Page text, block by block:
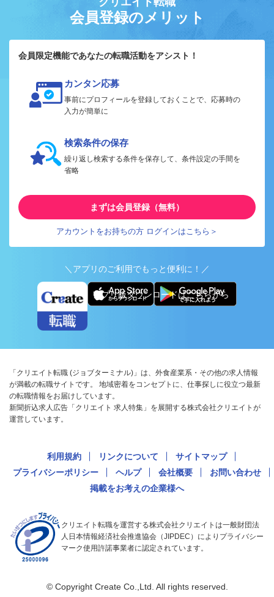
会員登録のメリット
会員限定機能であなたの転職活動をアシスト！
カンタン応募
事前にプロフィールを登録しておくことで、応募時の
入力が簡単に
検索条件の保存
繰り返し検索する条件を保存して、条件設定の手間を
省略
まずは会員登録（無料）
アカウントをお持ちの方 ログインはこちら＞
＼アプリのご利用でもっと便利に！／
アプリ版ダウンロードはこちらから
「クリエイト転職 (ジョブターミナル)」は、外食産業系・その他の求人情報
が満載の転職サイトです。 地域密着をコンセプトに、仕事探しに役立つ最新
の転職情報をお届けしています。
新聞折込求人広告「クリエイト 求人特集」を展開する株式会社クリエイトが
運営しています。
利用規約 リンクについて
サイトマップ
プライバシーポリシー
ヘルプ 会社概要
お問い合わせ
掲載をお考えの企業様へ
クリエイト転職を運営する株式会社クリエイトは一般財団法
人日本情報経済社会推進協会（JIPDEC）によりプライバシー
マーク使用許諾事業者に認定されています。
© Copyright Create Co.,Ltd. All rights reserved.